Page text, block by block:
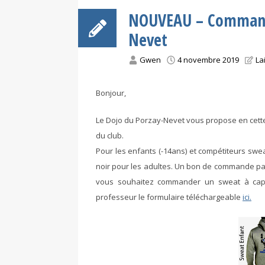
NOUVEAU –
Nevet
Gwen 4 novembre 2019
Bonjour,
Le Dojo du Porzay-Nevet vous propose en
du club.
Pour les enfants (-14ans) et compétiteurs
noir pour les adultes. Un bon de commande
vous souhaitez commander un sweat à
professeur le formulaire téléchargeable ici.